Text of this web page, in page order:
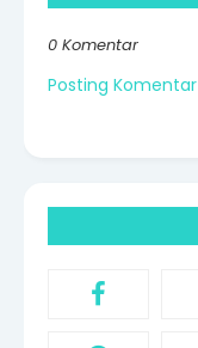
0 Komentar
Posting Komentar